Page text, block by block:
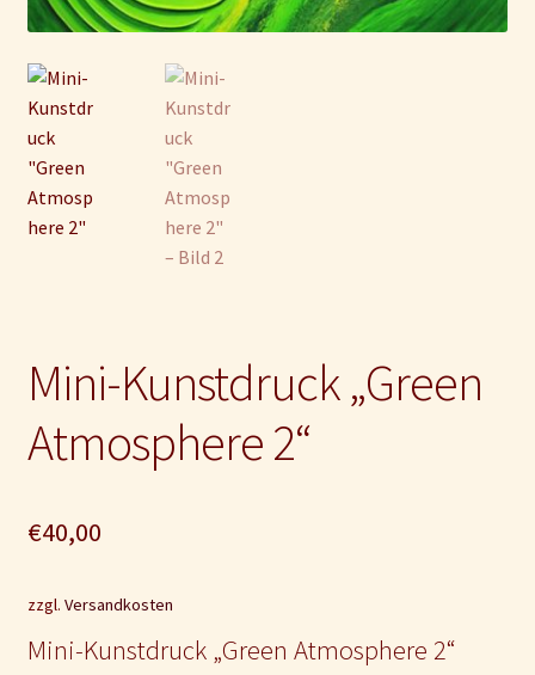
Datenschutz
Impressum und Disclaimer
Kontakt
Mein Konto
Mini-Kunstdruck „Green
Atmosphere 2“
€40,00
zzgl. Versandkosten
Mini-Kunstdruck „Green Atmosphere 2“